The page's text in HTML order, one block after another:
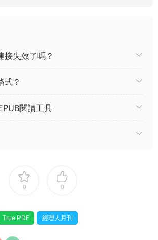
接失效了嗎？
式？
閱讀工具
0 0
True PDF 經理人月刊